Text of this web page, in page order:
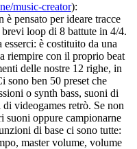
music-creator):
pensato per ideare tracce
loop di 8 battute in 4/4.
è costituito da una
riempire con il proprio beat
delle nostre 12 righe, in
sono ben 50 preset che
o synth bass, suoni di
videogames retrò. Se non
suoni oppure campionarne
di base ci sono tutte:
master volume, volume